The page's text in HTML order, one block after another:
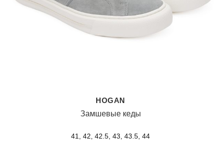
HOGAN
Замшевые кеды
41, 42, 42.5, 43, 43.5, 44